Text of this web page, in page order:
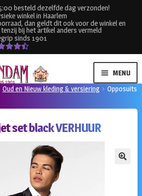
besteld dezelfde dag verzonden!
winkel in Haarlem
dan geldt dit ook voor de winkel en
bij het artikel anders vermeld
sinds 1901
MENU
Oud en Nieuw kleding & versiering
Opposuits
set black VERHUUR